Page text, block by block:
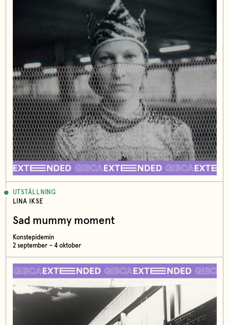
UTSTÄLLNING
LINA IKSE
Sad mummy moment
Konstepidemin
2 september – 4 oktober